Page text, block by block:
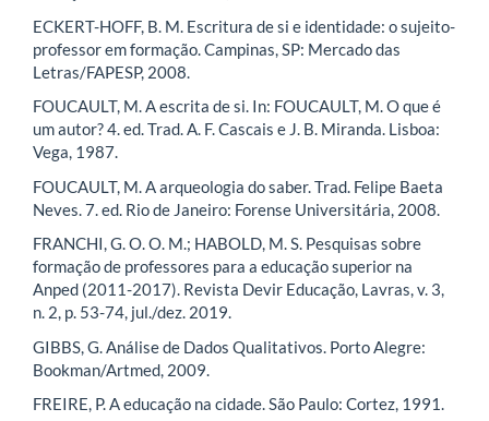
ECKERT-HOFF, B. M. Escritura de si e identidade: o sujeito-
professor em formação. Campinas, SP: Mercado das
Letras/FAPESP, 2008.
FOUCAULT, M. A escrita de si. In: FOUCAULT, M. O que é
um autor? 4. ed. Trad. A. F. Cascais e J. B. Miranda. Lisboa:
Vega, 1987.
FOUCAULT, M. A arqueologia do saber. Trad. Felipe Baeta
Neves. 7. ed. Rio de Janeiro: Forense Universitária, 2008.
FRANCHI, G. O. O. M.; HABOLD, M. S. Pesquisas sobre
formação de professores para a educação superior na
Anped (2011-2017). Revista Devir Educação, Lavras, v. 3,
n. 2, p. 53-74, jul./dez. 2019.
GIBBS, G. Análise de Dados Qualitativos. Porto Alegre:
Bookman/Artmed, 2009.
FREIRE, P. A educação na cidade. São Paulo: Cortez, 1991.